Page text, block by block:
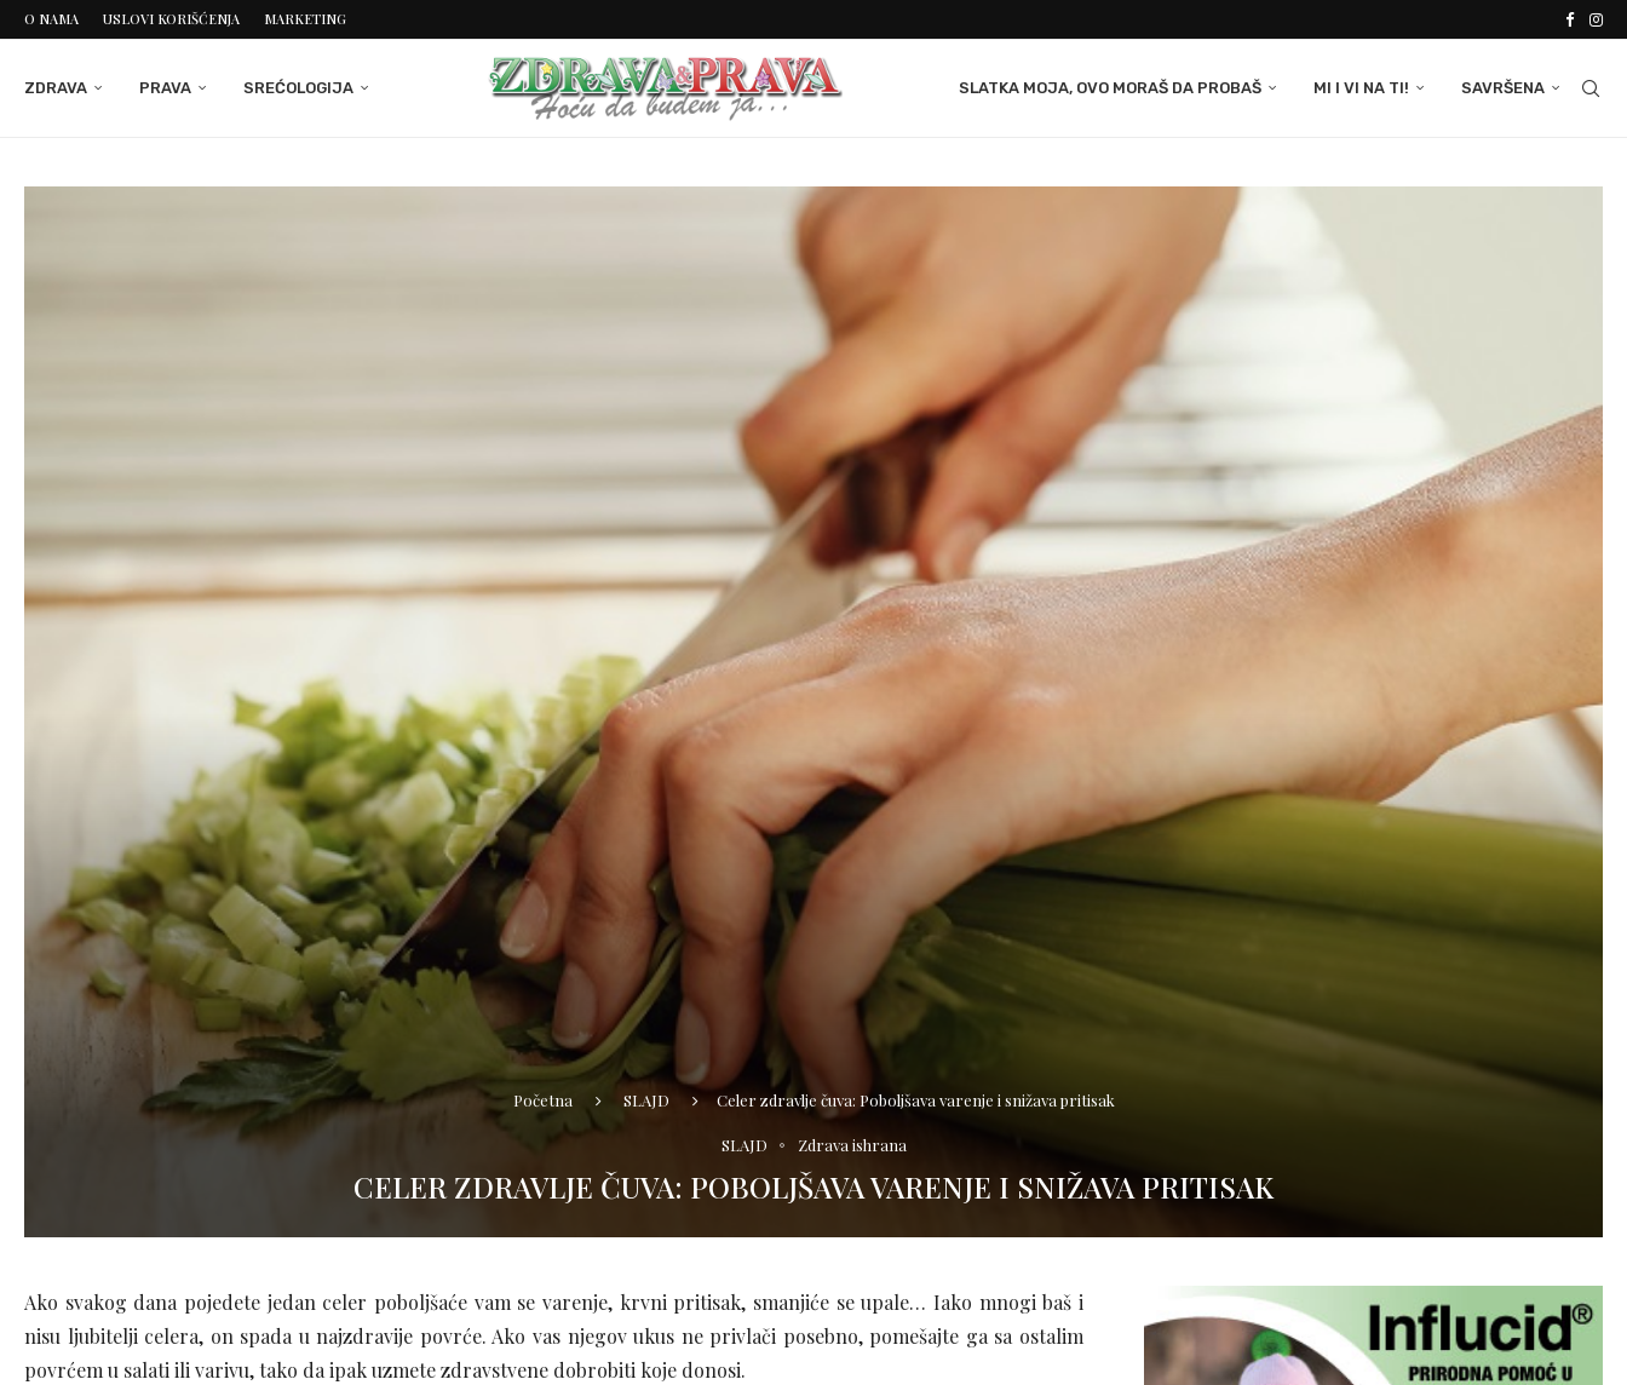
O NAMA USLOVI KORIŠĆENJA MARKETING
ZDRAVA PRAVA SREĆOLOGIJA SLATKA MOJA, OVO MORAŠ DA PROBAŠ MI I VI NA TI! SAVRŠENA
Početna SLAJD Celer zdravlje čuva: Poboljšava varenje i snižava pritisak
SLAJD Zdrava ishrana
CELER ZDRAVLJE ČUVA: POBOLJŠAVA VARENJE I SNIŽAVA PRITISAK
Ako svakog dana pojedete jedan celer poboljšaće vam se varenje, krvni pritisak, smanjiće se upale… Iako mnogi baš i
nisu ljubitelji celera, on spada u najzdravije povrće. Ako vas njegov ukus ne privlači posebno, pomešajte ga sa ostalim
povrćem u salati ili varivu, tako da ipak uzmete zdravstvene dobrobiti koje donosi.